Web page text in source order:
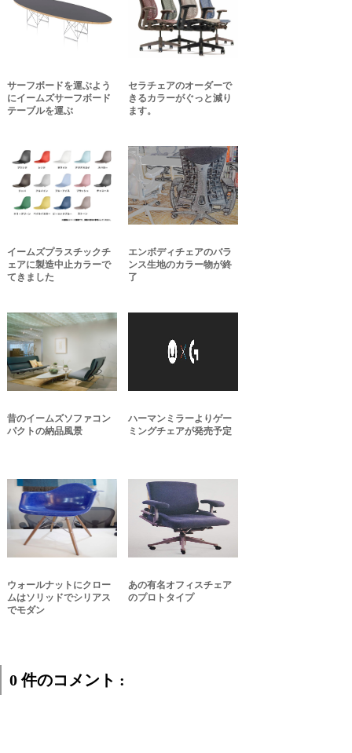
サーフボードを運ぶよう
にイームズサーフボード
テーブルを運ぶ
セラチェアのオーダーで
きるカラーがぐっと減り
ます。
イームズプラスチックチ
ェアに製造中止カラーで
てきました
エンボディチェアのバラ
ンス生地のカラー物が終
了
昔のイームズソファコン
パクトの納品風景
ハーマンミラーよりゲー
ミングチェアが発売予定
ウォールナットにクロー
ムはソリッドでシリアス
でモダン
あの有名オフィスチェア
のプロトタイプ
0 件のコメント :